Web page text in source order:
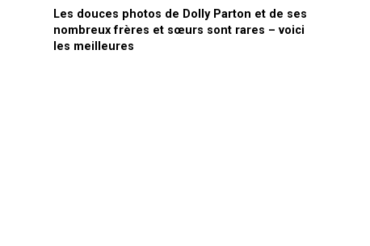
Les douces photos de Dolly Parton et de ses
nombreux frères et sœurs sont rares – voici
les meilleures